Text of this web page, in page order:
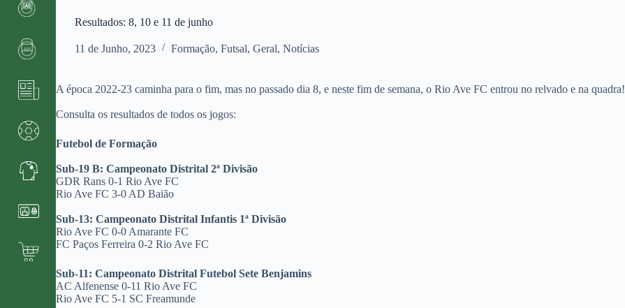
Resultados: 8, 10 e 11 de junho
11 de Junho, 2023 Formação,Futsal,Geral,Notícias
A época 2022-23 caminha para o fim, mas no passado dia 8, e neste fim de semana, o Rio Ave FC entrou no relvado e na quadra!
Consulta os resultados de todos os jogos:
Futebol de Formação
Sub-19 B: Campeonato Distrital 2ª Divisão
GDR Rans 0-1 Rio Ave FC
Rio Ave FC 3-0 AD Baião
Sub-13: Campeonato Distrital Infantis 1ª Divisão
Rio Ave FC 0-0 Amarante FC
FC Paços Ferreira 0-2 Rio Ave FC
Sub-11: Campeonato Distrital Futebol Sete Benjamins
AC Alfenense 0-11 Rio Ave FC
Rio Ave FC 5-1 SC Freamunde